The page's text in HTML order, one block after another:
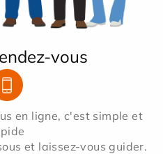
vous
en ligne, c'est simple et
et laissez-vous guider.